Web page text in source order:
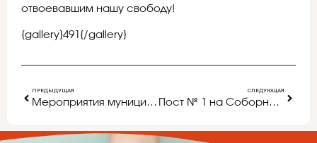
отвоевавшим нашу свободу!
{gallery}491{/gallery}
ПРЕДЫДУЩАЯ
Мероприятия муниципальной системы образования, посвящённые Дню города
СЛЕДУЮЩАЯ
Пост № 1 на Соборной площади